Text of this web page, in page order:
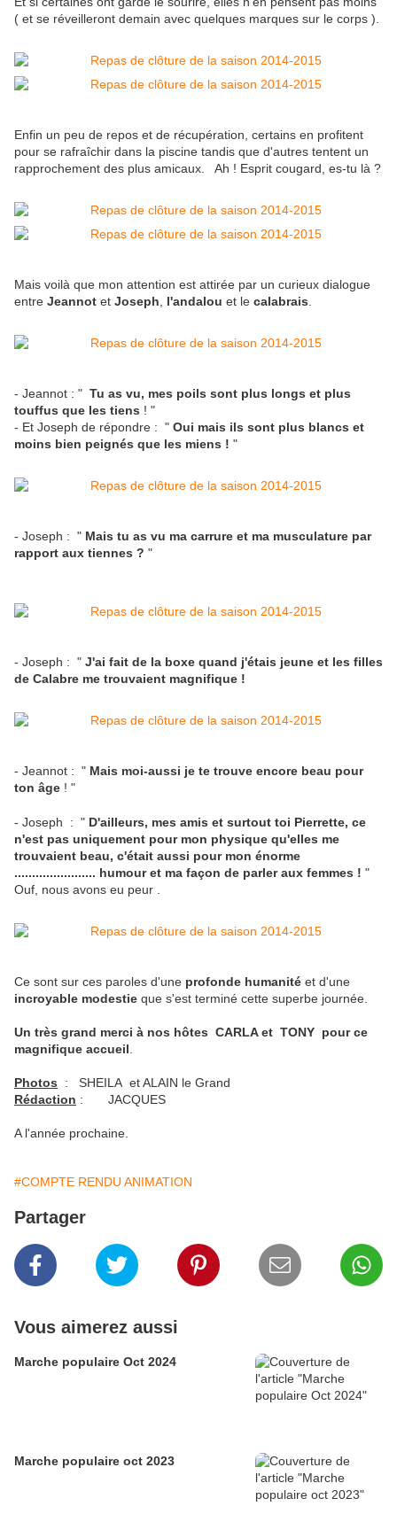
( et se réveilleront demain avec quelques marques sur le corps ).
Enfin un peu de repos et de récupération, certains en profitent
pour se rafraîchir dans la piscine tandis que d'autres tentent un
rapprochement des plus amicaux. Ah ! Esprit cougard, es-tu là ?
Mais voilà que mon attention est attirée par un curieux dialogue
entre Jeannot et Joseph l'andalou et le calabrais
- Jeannot : " Tu as vu, mes poils sont plus longs et plus
touffus que les tiens ! "
- Et Joseph de répondre : " Oui mais ils sont plus blancs et
moins bien peignés que les miens ! "
- Joseph : " Mais tu as vu ma carrure et ma musculature par
rapport aux tiennes ? "
- Joseph : " J'ai fait de la boxe quand j'étais jeune et les filles
de Calabre me trouvaient magnifique !
- Jeannot : " Mais moi-aussi je te trouve encore beau pour
ton âge ! "
- Joseph : " D'ailleurs, mes amis et surtout toi Pierrette, ce
n'est pas uniquement pour mon physique qu'elles me
trouvaient beau, c'était aussi pour mon énorme
....................... humour et ma façon de parler aux femmes ! "
Ouf, nous avons eu peur .
Ce sont sur ces paroles d'une profonde humanité et d'une
incroyable modestie que s'est terminé cette superbe journée.
Un très grand merci à nos hôtes CARLA et TONY pour ce
magnifique accueil
Photos : SHEILA et ALAIN le Grand
Rédaction : JACQUES
A l'année prochaine.
#COMPTE RENDU ANIMATION
Partager
Vous aimerez aussi
Marche populaire Oct 2024
Marche populaire oct 2023